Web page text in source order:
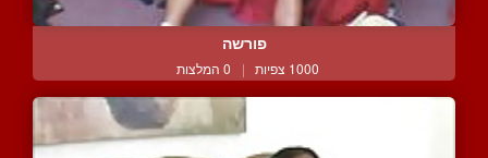
פורשה
1000 צפיות | 0 המלצות